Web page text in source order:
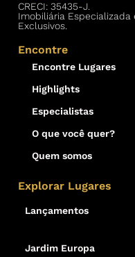
CRECI: 35435-J.
Imobiliária Especializada
Exclusivos.
Encontre
Encontre Lugares
Highlights
Especialistas
O que você quer?
Quem somos
Explorar Lugares
Lançamentos
Jardim Europa